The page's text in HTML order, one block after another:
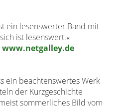
ein lesenswerter Band mit
ist lesenswert.«
www.netgalley.de
ein beachtenswertes Werk
der Kurzgeschichte
sommerliches Bild vom